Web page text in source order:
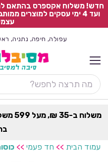
ועד 4 ימי עסקים למוצרים
עפולה, חיפה, נתניה,
עמוד הבית >> חד פעמי >>